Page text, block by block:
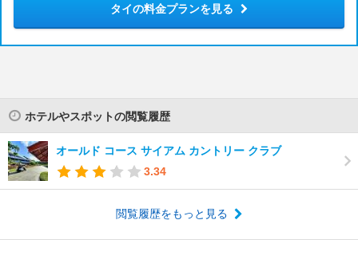
タイの料金プランを見る
ホテルやスポットの閲覧履歴
オールド コース サイアム カントリー クラブ
3.34
閲覧履歴をもっと見る